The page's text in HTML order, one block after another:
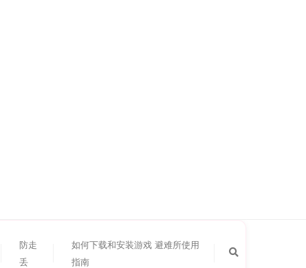
防走
丢
如何下载和安装游戏 避难所使用
指南